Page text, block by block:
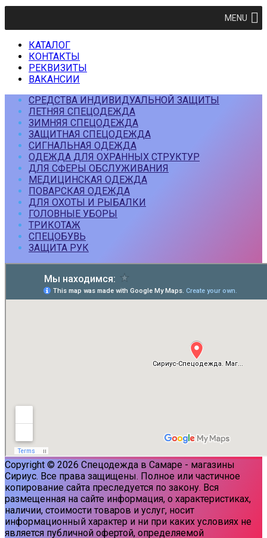
MENU
КАТАЛОГ
КОНТАКТЫ
РЕКВИЗИТЫ
ВАКАНСИИ
СРЕДСТВА ИНДИВИДУАЛЬНОЙ ЗАЩИТЫ
ЛЕТНЯЯ СПЕЦОДЕЖДА
ЗИМНЯЯ СПЕЦОДЕЖДА
ЗАЩИТНАЯ СПЕЦОДЕЖДА
СИГНАЛЬНАЯ ОДЕЖДА
ОДЕЖДА ДЛЯ ОХРАННЫХ СТРУКТУР
ДЛЯ СФЕРЫ ОБСЛУЖИВАНИЯ
МЕДИЦИНСКАЯ ОДЕЖДА
ПОВАРСКАЯ ОДЕЖДА
ДЛЯ ОХОТЫ И РЫБАЛКИ
ГОЛОВНЫЕ УБОРЫ
ТРИКОТАЖ
СПЕЦОБУВЬ
ЗАЩИТА РУК
Copyright © 2026 Спецодежда в Самаре - магазины
Сириус. Все права защищены. Полное или частичное
копирование сайта преследуется по закону. Вся
размещенная на сайте информация, о характеристиках,
наличии, стоимости товаров и услуг, носит
информационный характер и ни при каких условиях не
является публичной офертой, определяемой